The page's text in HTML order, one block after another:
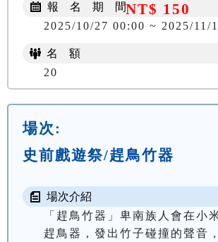
NT$ 150
報 名 期 間
2025/10/27 00:00 ~ 2025/11/
名 額
20
場次:
史前戲遊祭/趕鳥竹器
場次介紹
「趕鳥竹器」卑南族人會在小
趕鳥器，發出竹子碰撞的聲音